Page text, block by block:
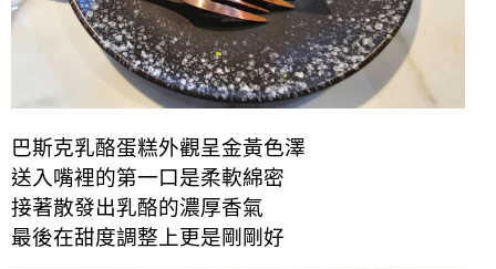
巴斯克乳酪蛋糕外觀呈金黃色澤
送入嘴裡的第一口是柔軟綿密
接著散發出乳酪的濃厚香氣
最後在甜度調整上更是剛剛好